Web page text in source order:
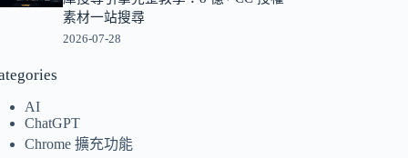
素材一站搜尋
2026-07-28
AI
ChatGPT
Chrome 擴充功能